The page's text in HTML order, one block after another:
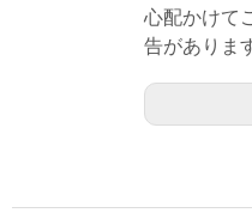
心配かけて
告がありま